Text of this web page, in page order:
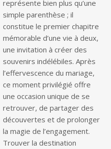
représente bien plus qu’une
simple parenthèse ; il
constitue le premier chapitre
mémorable d’une vie à deux,
une invitation à créer des
souvenirs indélébiles. Après
l’effervescence du mariage,
ce moment privilégié offre
une occasion unique de se
retrouver, de partager des
découvertes et de prolonger
la magie de l’engagement.
Trouver la destination